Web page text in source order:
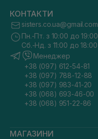
КОНТАКТИ
sisters.co.ua@gmail.com
Пн.-Пт. з 10:00 до 19:00
Сб.-Нд. з 11:00 до 18:00
Менеджер
+38 (097) 612-54-81
+38 (097) 788-12-88
+38 (097) 983-41-20
+38 (068) 693-46-00
+38 (068) 951-22-86
МАГАЗИНИ